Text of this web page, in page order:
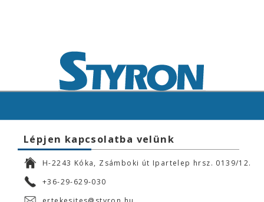
Lépjen kapcsolatba velünk
H-2243 Kóka, Zsámboki út Ipartelep hrsz. 0139/12.
+36-29-629-030